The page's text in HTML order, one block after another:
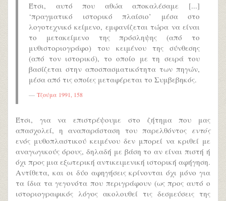
Έτσι, αυτό που αθώα αποκαλέσαμε [...]
‘πραγματικό ιστορικό πλαίσιο’ μέσα στο
λογοτεχνικό κείμενο, εμφανίζεται τώρα να είναι
το μετακείμενο της πρόσληψης (από το
μυθιστοριογράφο) του κειμένου της σύνθεσης
(από τον ιστορικό), το οποίο με τη σειρά του
βασίζεται στην αποσπασματικότητα των πηγών,
μέσα από τις οποίες μεταφέρεται το Συμβεβηκός.
Τζούμα 1991, 158
Έτσι, για να επιστρέψουμε στο ζήτημα που μας
απασχολεί, η αναπαράσταση του παρελθόντος εντός
ενός μυθοπλαστικού κειμένου δεν μπορεί να κριθεί με
αναγωγικούς όρους, δηλαδή με βάση το αν είναι πιστή ή
όχι προς μια εξωτερική αντικειμενική ιστορική αφήγηση.
Αντίθετα, και οι δύο αφηγήσεις κρίνονται όχι μόνο για
τα ίδια τα γεγονότα που περιγράφουν (ως προς αυτό ο
ιστοριογραφικός λόγος ακολουθεί τις δεσμεύσεις της